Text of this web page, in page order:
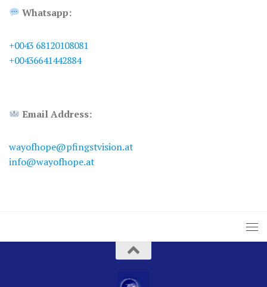
Whatsapp:
+0043 68120108081
+00436641442884
Email Address:
wayofhope@pfingstvision.at
info@wayofhope.at